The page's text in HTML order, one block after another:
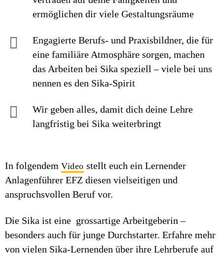
ermöglichen dir viele Gestaltungsräume
Engagierte Berufs- und Praxisbildner, die für
eine familiäre Atmosphäre sorgen, machen
das Arbeiten bei Sika speziell – viele bei uns
nennen es den Sika-Spirit
Wir geben alles, damit dich deine Lehre
langfristig bei Sika weiterbringt
In folgendem Video stellt euch ein Lernender
Anlagenführer EFZ diesen vielseitigen und
anspruchsvollen Beruf vor.
Die Sika ist eine grossartige Arbeitgeberin –
besonders auch für junge Durchstarter. Erfahre mehr
von vielen Sika-Lernenden über ihre Lehrberufe auf